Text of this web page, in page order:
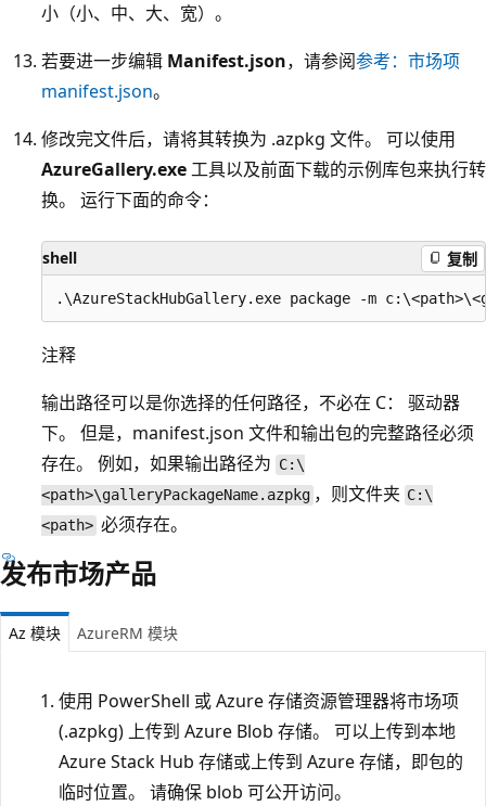
小（小、中、大、宽）。
若要进一步编辑 Manifest.json，请参阅参考：市场项
manifest.json。
修改完文件后，请将其转换为 .azpkg 文件。 可以使用
AzureGallery.exe工具以及前面下载的示例库包来执行转
换。 运行下面的命令：
shell 复制
注释
输出路径可以是你选择的任何路径，不必在 C： 驱动器
下。 但是，manifest.json 文件和输出包的完整路径必须
存在。 例如，如果输出路径为 C:\
<path>\galleryPackageName.azpkg ，则文件夹 C:\
<path> 必须存在。
发布市场产品
Az 模块 AzureRM 模块
使用 PowerShell 或 Azure 存储资源管理器将市场项
(.azpkg) 上传到 Azure Blob 存储。 可以上传到本地
Azure Stack Hub 存储或上传到 Azure 存储，即包的
临时位置。 请确保 blob 可公开访问。